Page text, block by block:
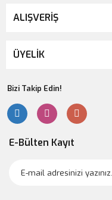
ALIŞVERİŞ
ÜYELİK
Bizi Takip Edin!
E-Bülten Kayıt